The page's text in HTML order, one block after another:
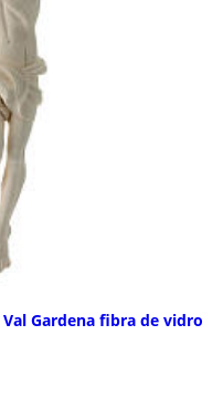
Gardena fibra de vidro